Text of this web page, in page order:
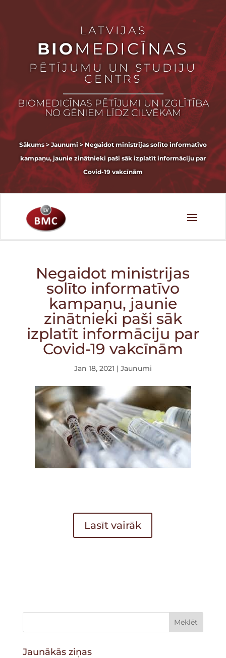
LATVIJAS
BIOMEDICĪNAS
PĒTĪJUMU UN STUDIJU
CENTRS
BIOMEDICĪNAS PĒTĪJUMI UN IZGLĪTĪBA
NO GĒNIEM LĪDZ CILVĒKAM
Sākums > Jaunumi > Negaidot ministrijas solīto informatīvo
kampaņu, jaunie zinātnieki paši sāk izplatīt informāciju par
Covid-19 vakcīnām
Negaidot ministrijas
solīto informatīvo
kampaņu, jaunie
zinātnieki paši sāk
izplatīt informāciju par
Covid-19 vakcīnām
Jan 18, 2021 | Jaunumi
Lasīt vairāk
Jaunākās ziņas